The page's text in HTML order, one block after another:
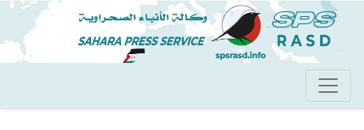
تجاوز
إلى
المحتوى
الرئيسي